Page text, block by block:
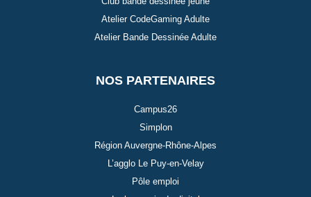
Atelier CodeGaming Adulte
Atelier Bande Dessinée Adulte
NOS PARTENAIRES
Campus26
Simplon
Région Auvergne-Rhône-Alpes
L’agglo Le Puy-en-Velay
Pôle emploi